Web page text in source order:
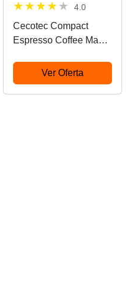
4.0
Cecotec Compact
Espresso Coffee Maker
Pecan. 1100 W, 20
Bars, Thermoblock
System, Steerable
Ver Oferta